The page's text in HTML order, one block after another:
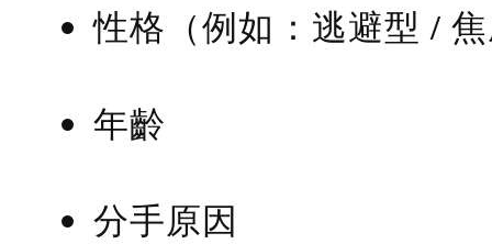
性格（例如：逃避型 /
年齡
分手原因